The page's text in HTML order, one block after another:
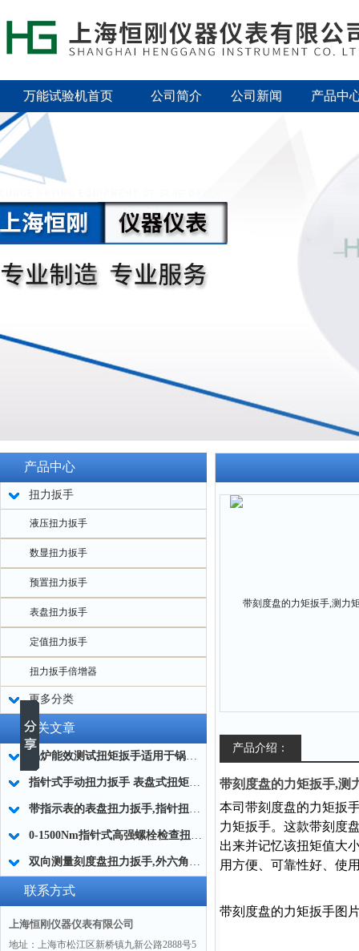
万能试验机首页 公司简介 公司新闻 产品中
产品中心
扭力扳手
液压扭力扳手
数显扭力扳手
预置扭力扳手
表盘扭力扳手
定值扭力扳手
扭力扳手倍增器
更多分类
相关文章
锅炉能效测试扭矩扳手适用于锅炉能效测试中的螺栓紧固
指针式手动扭力扳手 表盘式扭矩测量扳手 专业指针式扭矩套筒扳手
带指示表的表盘扭力扳手,指针扭力扳手铁路工具厂家
0-1500Nm指针式高强螺栓检查扭力扳手生产厂家
双向测量刻度盘扭力扳手,外六角套筒表盘扭力扳手,三级精度扭力工具
联系方式
上海恒刚仪器仪表有限公司
地址：上海市松江区新桥镇九新公路2888号5
产品介绍：
带刻度盘的力矩扳手,测
本司带刻度盘的力矩扳
力矩扳手。这款带刻度
出来并记忆该扭矩值大
用方便、可靠性好、使
带刻度盘的力矩扳手图